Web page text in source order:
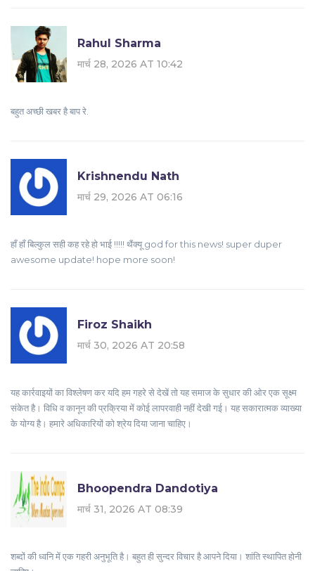
Rahul Sharma
मार्च 28, 2026 AT 10:42
बहुत अच्छी खबर है बाप रे.
Krishnendu Nath
मार्च 29, 2026 AT 06:16
हाँ हाँ बिल्कुल सही कह रहे हो भाई !!!!! थैंक्यू god for this news! super duper
awesome update! hope more soon!
Firoz Shaikh
मार्च 30, 2026 AT 20:58
यह कार्रवाइयों का विश्लेषण कर यदि हम गहरे से देखें तो यह समाज के सुधार की ओर एक सूक्ष्म
संकेत है। विधि व कानून की प्रक्रिया में कोई लापरवाही नहीं देखी गई। यह सकारात्मक व्याख्या
के योग्य है। हमारे अधिकारियों को श्रेय दिया जाना चाहिए।
Bhoopendra Dandotiya
मार्च 31, 2026 AT 08:39
शब्दों की ध्वनि में एक गहरी अनुभूति है। बहुत ही सुन्दर विचार है आपने दिया। शांति स्थापित होनी